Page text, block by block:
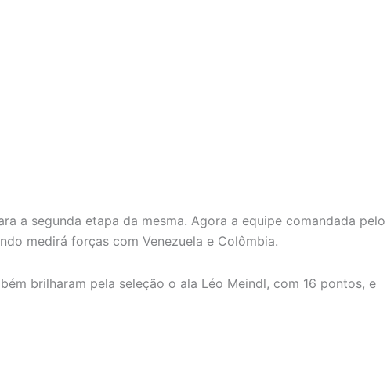
a segunda etapa da mesma. Agora a equipe comandada pelo
medirá forças com Venezuela e Colômbia.
brilharam pela seleção o ala Léo Meindl, com 16 pontos, e